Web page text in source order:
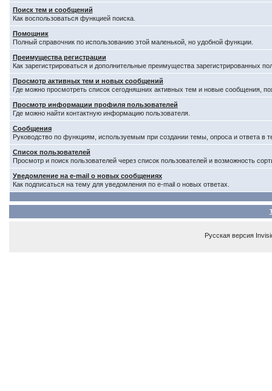
Поиск тем и сообщений
Как воспользоваться функцией поиска.
Помощник
Полный справочник по использованию этой маленькой, но удобной функции.
Преимущества регистрации
Как зарегистрироваться и дополнительные преимущества зарегистрированных
Просмотр активных тем и новых сообщений
Где можно просмотреть список сегодняшних активных тем и новые сообщения,
Просмотр информации профиля пользователей
Где можно найти контактную информацию пользователя.
Сообщения
Руководство по функциям, используемым при создании темы, опроса и ответа в
Список пользователей
Просмотр и поиск пользователей через список пользователей и возможность
Уведомление на e-mail о новых сообщениях
Как подписаться на тему для уведомления по e-mail о новых ответах.
Русская версия